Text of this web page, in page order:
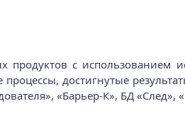
с использованием
достигнутые
«Барьер‑К», БД «След»,